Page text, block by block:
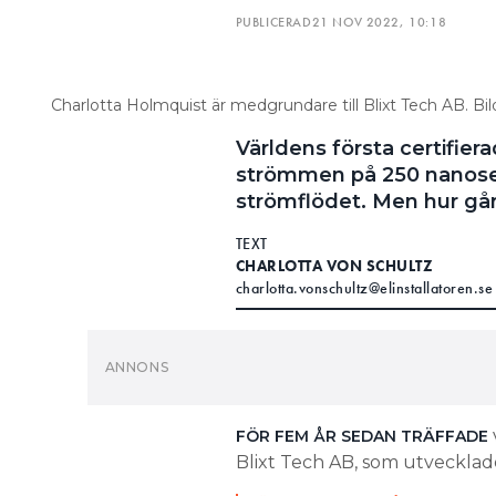
kan allt om detta”.
ELINSTALLATÖREN HAR
numera Blixt Tech, som
Standarden för
mekanisk brytning. Det har
Zero mot en annan IEC-
men inte ersätta mekaniska
LÄS OCKSÅ:
”TUSEN GÅNGER SNABBARE
PUBLICERAD21 NOV 2022, 10:18
Charlotta Holmquist är medgrundare till Blixt Tech AB.
Världens första
strömmen på 250
strömflödet. Men hur
TEXT
CHARLOTTA VON SCHULTZ
charlotta.vonschultz@elinstallatoren.se
DIGITAL DVÄRGBRYTARE
Hur gick det sen?